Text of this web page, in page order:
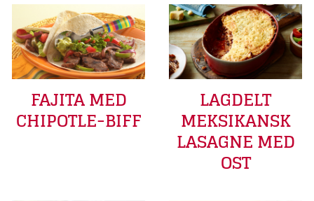
FAJITA MED
CHIPOTLE-BIFF
LAGDELT
MEKSIKANSK
LASAGNE MED
OST